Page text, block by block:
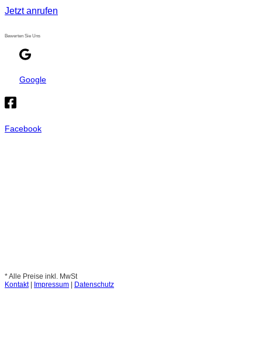
Jetzt anrufen
Bewerten Sie Uns
Google
Facebook
* Alle Preise inkl. MwSt
Kontakt| Impressum | Datenschutz